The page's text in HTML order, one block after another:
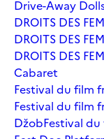
Drive-Away
DROITS DES
DROITS DES
DROITS DES
Cabaret
Festival du film
Festival du film
DžobFestival